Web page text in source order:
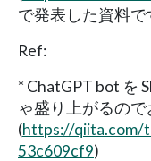
で発表した資料で
Ref:
* ChatGPT bot を
ゃ盛り上がるので
(https://qiita.com/
53c609cf9)